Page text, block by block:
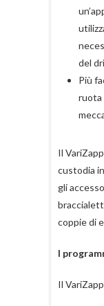
del
Più
ruota
Il
custodia
gli
coppie di
I
Il